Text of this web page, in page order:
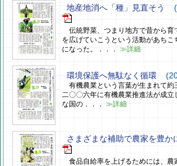
地産地消へ「種」見直そう
伝統野菜、つまり地方で昔から育
を広げていこうという活動があちこ
になった。．．．≫詳細
環境保護へ無駄なく循環
有機農業という言葉が生まれて約
二〇〇六年に有機農業推進法が成立
な国の．．．≫詳細
さまざまな補助で農家を豊か
食品自給率を上げるためには、農